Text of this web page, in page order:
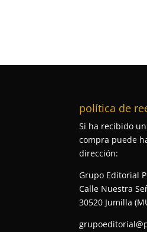
política de
Si ha recibido
compra puede
dirección:
Grupo Editorial
Calle Nuestra
30520 Jumilla